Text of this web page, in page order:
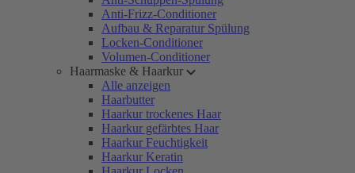
Anti-Frizz-Conditioner
Aufbau & Reparatur Spülung
Locken-Conditioner
Volumen-Conditioner
Haarmaske & Haarkur
Alle anzeigen
Haarbutter
Haarkur trockenes Haar
Haarkur gefärbtes Haar
Haarkur Feuchtigkeit
Haarkur Keratin